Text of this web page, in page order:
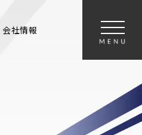
会社情報